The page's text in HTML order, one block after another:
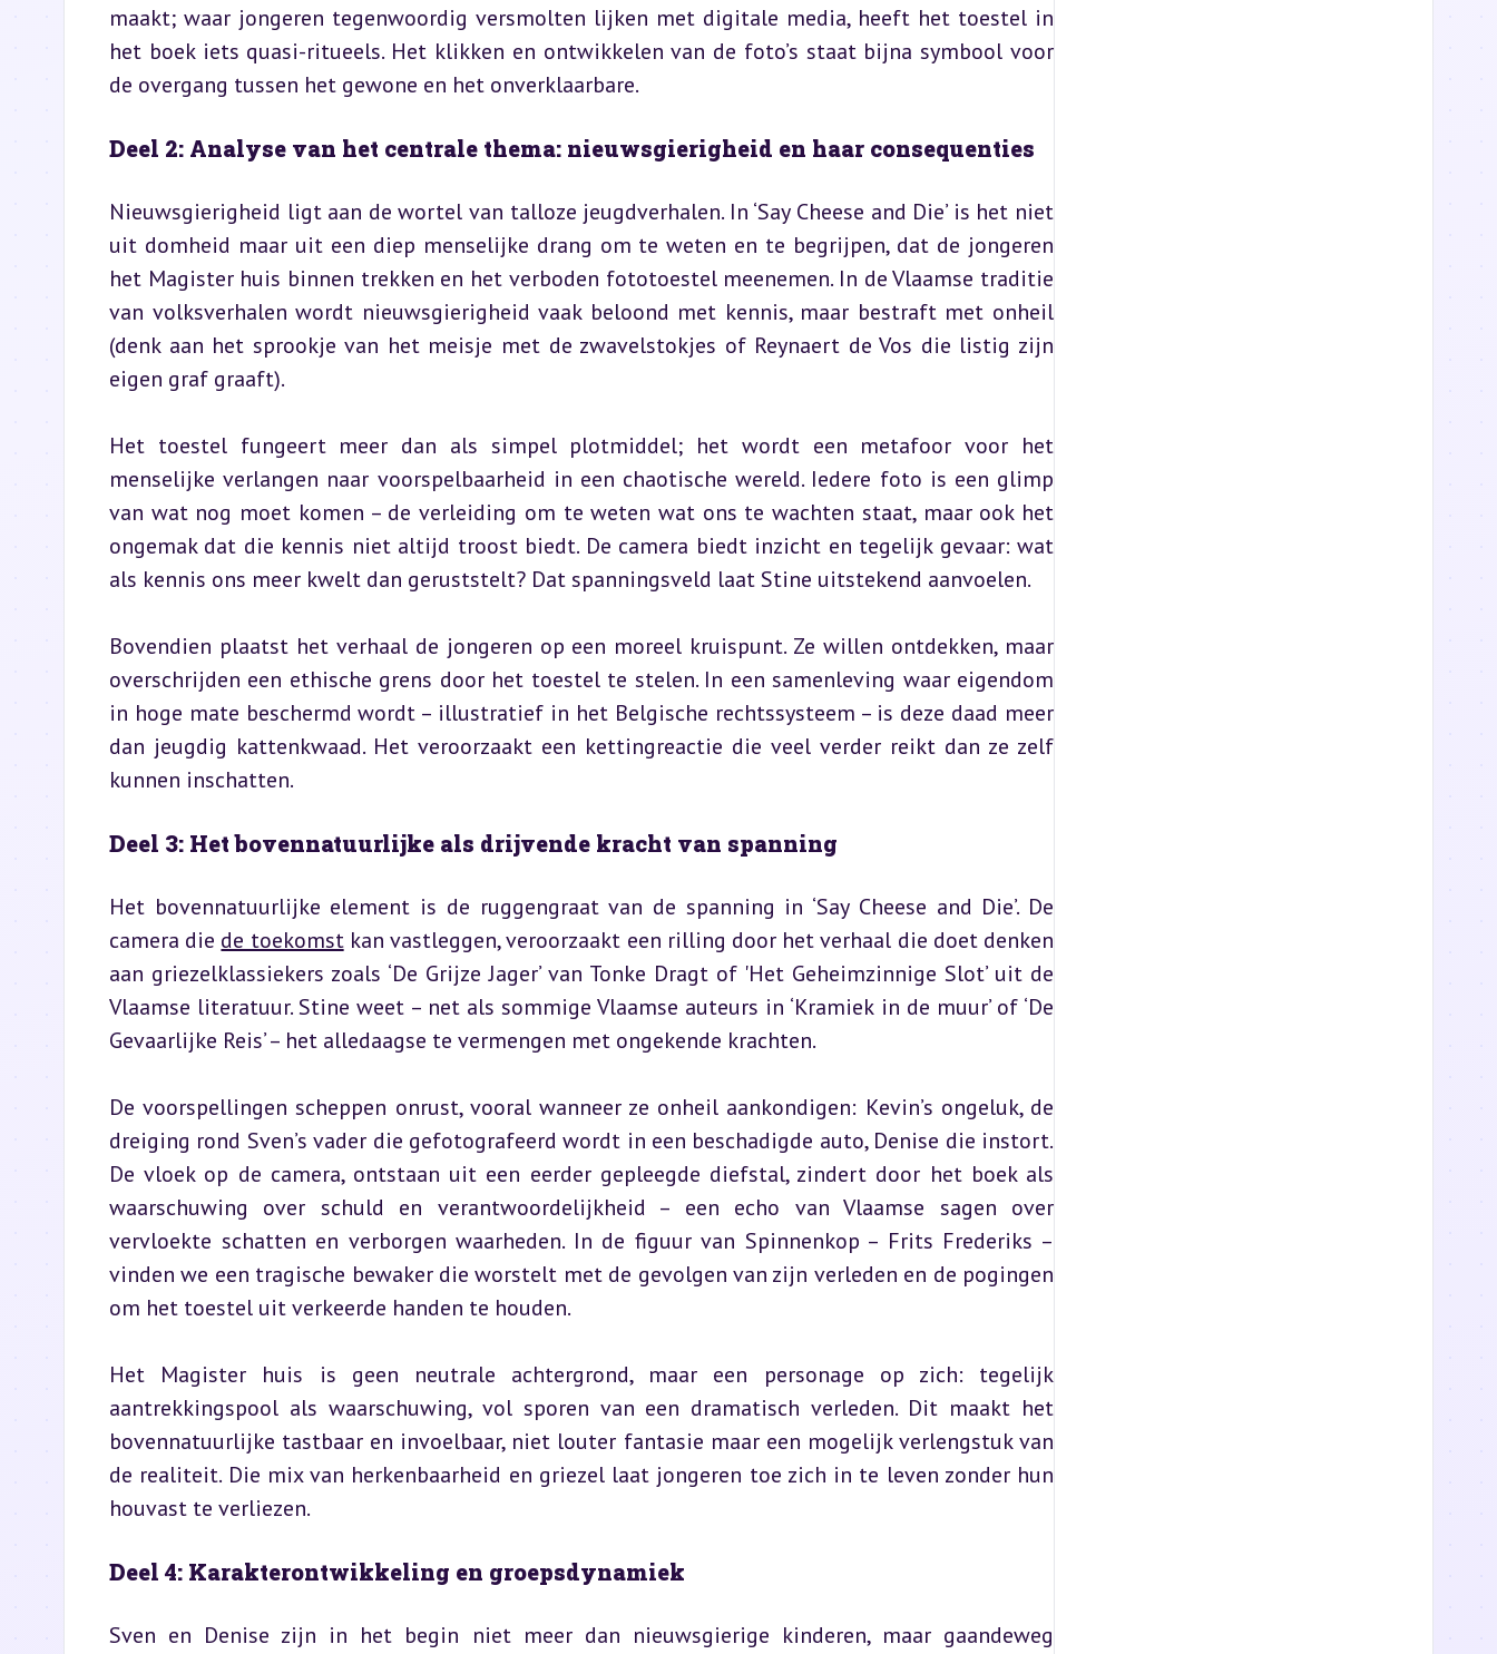
maakt; waar jongeren tegenwoordig versmolten lijken met digitale media, heeft het toestel in
het boek iets quasi-ritueels. Het klikken en ontwikkelen van de foto’s staat bijna symbool voor
de overgang tussen het gewone en het onverklaarbare.
Deel 2: Analyse van het centrale thema: nieuwsgierigheid en haar consequenties
Nieuwsgierigheid ligt aan de wortel van talloze jeugdverhalen. In ‘Say Cheese and Die’ is het niet
uit domheid maar uit een diep menselijke drang om te weten en te begrijpen, dat de jongeren
het Magister huis binnen trekken en het verboden fototoestel meenemen. In de Vlaamse traditie
van volksverhalen wordt nieuwsgierigheid vaak beloond met kennis, maar bestraft met onheil
(denk aan het sprookje van het meisje met de zwavelstokjes of Reynaert de Vos die listig zijn
eigen graf graaft).
Het toestel fungeert meer dan als simpel plotmiddel; het wordt een metafoor voor het
menselijke verlangen naar voorspelbaarheid in een chaotische wereld. Iedere foto is een glimp
van wat nog moet komen – de verleiding om te weten wat ons te wachten staat, maar ook het
ongemak dat die kennis niet altijd troost biedt. De camera biedt inzicht en tegelijk gevaar: wat
als kennis ons meer kwelt dan geruststelt? Dat spanningsveld laat Stine uitstekend aanvoelen.
Bovendien plaatst het verhaal de jongeren op een moreel kruispunt. Ze willen ontdekken, maar
overschrijden een ethische grens door het toestel te stelen. In een samenleving waar eigendom
in hoge mate beschermd wordt – illustratief in het Belgische rechtssysteem – is deze daad meer
dan jeugdig kattenkwaad. Het veroorzaakt een kettingreactie die veel verder reikt dan ze zelf
kunnen inschatten.
Deel 3: Het bovennatuurlijke als drijvende kracht van spanning
Het bovennatuurlijke element is de ruggengraat van de spanning in ‘Say Cheese and Die’. De
camera die de toekomst kan vastleggen, veroorzaakt een rilling door het verhaal die doet denken
aan griezelklassiekers zoals ‘De Grijze Jager’ van Tonke Dragt of 'Het Geheimzinnige Slot’ uit de
Vlaamse literatuur. Stine weet – net als sommige Vlaamse auteurs in ‘Kramiek in de muur’ of ‘De
Gevaarlijke Reis’ – het alledaagse te vermengen met ongekende krachten.
De voorspellingen scheppen onrust, vooral wanneer ze onheil aankondigen: Kevin’s ongeluk, de
dreiging rond Sven’s vader die gefotografeerd wordt in een beschadigde auto, Denise die instort.
De vloek op de camera, ontstaan uit een eerder gepleegde diefstal, zindert door het boek als
waarschuwing over schuld en verantwoordelijkheid – een echo van Vlaamse sagen over
vervloekte schatten en verborgen waarheden. In de figuur van Spinnenkop – Frits Frederiks –
vinden we een tragische bewaker die worstelt met de gevolgen van zijn verleden en de pogingen
om het toestel uit verkeerde handen te houden.
Het Magister huis is geen neutrale achtergrond, maar een personage op zich: tegelijk
aantrekkingspool als waarschuwing, vol sporen van een dramatisch verleden. Dit maakt het
bovennatuurlijke tastbaar en invoelbaar, niet louter fantasie maar een mogelijk verlengstuk van
de realiteit. Die mix van herkenbaarheid en griezel laat jongeren toe zich in te leven zonder hun
houvast te verliezen.
Deel 4: Karakterontwikkeling en groepsdynamiek
Sven en Denise zijn in het begin niet meer dan nieuwsgierige kinderen, maar gaandeweg